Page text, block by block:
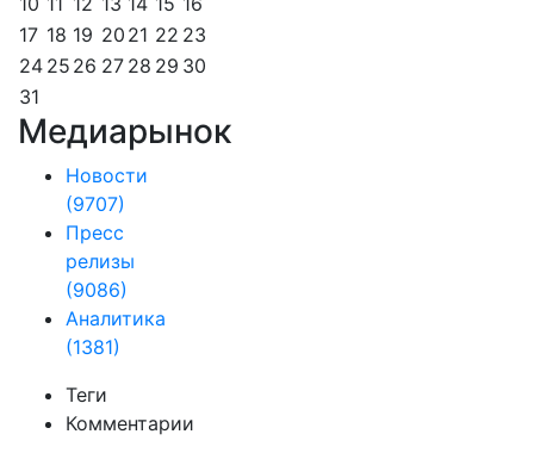
17 18 19 20 21 22 23
24 25 26 27 28 29 30
31
Медиарынок
Новости
(9707)
Пресс
релизы
(9086)
Аналитика
(1381)
Теги
Комментарии